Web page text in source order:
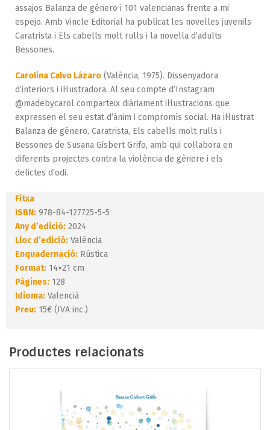
assajos Balanza de género i 101 valencianas frente a mi
espejo. Amb Vincle Editorial ha publicat les novel·les juvenils
Caratrista i Els cabells molt rulls i la novel·la d’adults
Bessones.
Carolina Calvo Lázaro (València, 1975). Dissenyadora
d’interiors i il·lustradora. Al seu compte d’Instagram
@madebycarol comparteix diàriament il·lustracions que
expressen el seu estat d’ànim i compromís social. Ha il·lustrat
Balanza de género, Caratrista, Els cabells molt rulls i
Bessones de Susana Gisbert Grifo, amb qui col·labora en
diferents projectes contra la violència de gènere i els
delictes d’odi.
Fitxa
ISBN: 978-84-127725-5-5
Any d’edició: 2024
Lloc d’edició: València
Enquadernació: Rústica
Format: 14×21 cm
Pàgines: 128
Idioma: Valencià
Preu: 15€ (IVA inc.)
Productes relacionats